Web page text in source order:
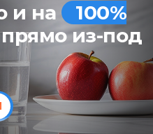
и на
100%
из-под